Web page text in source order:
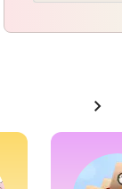
chevron_right